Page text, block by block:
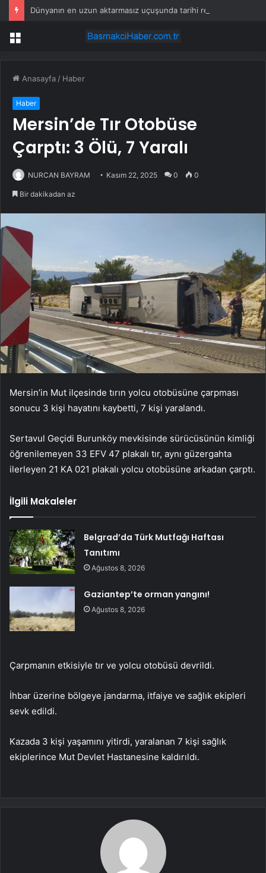
Menü
Anasayfa / Haber
Haber
Mersin’de Tır Otobüse
Çarptı: 3 Ölü, 7 Yaralı
NURCAN BAYRAM Kasım 22, 2025 0 0
Bir dakikadan az
Mersin’in Mut ilçesinde tırın yolcu otobüsüne çarpması
sonucu 3 kişi hayatını kaybetti, 7 kişi yaralandı.
Sertavul Geçidi Burunköy mevkisinde sürücüsünün kimliği
öğrenilemeyen 33 EFV 47 plakalı tır, aynı güzergahta
ilerleyen 21 KA 021 plakalı yolcu otobüsüne arkadan çarptı.
İlgili Makaleler
Belgrad’da Türk Mutfağı Haftası
Tanıtımı
Ağustos 8, 2026
Gaziantep’te orman yangını!
Ağustos 8, 2026
Çarpmanın etkisiyle tır ve yolcu otobüsü devrildi.
İhbar üzerine bölgeye jandarma, itfaiye ve sağlık ekipleri
sevk edildi.
Kazada 3 kişi yaşamını yitirdi, yaralanan 7 kişi sağlık
ekiplerince Mut Devlet Hastanesine kaldırıldı.